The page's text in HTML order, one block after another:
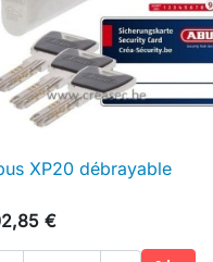
 Aperçu rapide
XP20 débrayable
€